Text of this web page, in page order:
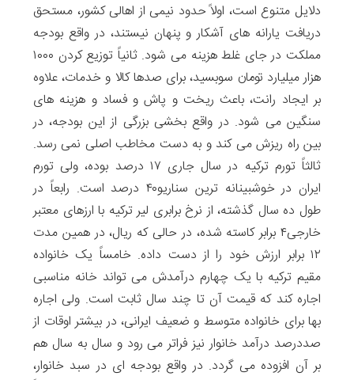
دلایل متنوع است، اولاً حدود نیمی از اهالی کشور، مستحق
دریافت یارانه های آشکار و پنهان نیستند، در واقع بودجه
مملکت در جای غلط هزینه می شود. ثانیاً توزیع کردن ۱۰۰۰
هزار میلیارد تومان سوبسید، برای صدها کالا و خدمات، علاوه
بر ایجاد رانت، باعث ریخت و پاش و فساد و هزینه های
سنگین می شود. در واقع بخشی بزرگی از این بودجه، در
بین راه ریزش می کند و به دست مخاطب اصلی نمی رسد.
ثالثاً تورم ترکیه در سال جاری ۱۷ درصد بوده، ولی تورم
ایران در خوشبینانه ترین سناریو۴۰ درصد است. رابعاً در
طول ده سال گذشته، از نرخ برابری لیر ترکیه با ارزهای معتبر
خارجی۴ برابر کاسته شده، در حالی که ریال، در همین مدت
۱۲ برابر ارزش خود را از دست داده. خامساً یک خانواده
مقیم ترکیه با یک چهارم درآمدش می تواند خانه مناسبی
اجاره کند که قیمت آن تا چند سال ثابت است. ولی اجاره
بها برای خانواده متوسط و ضعیف ایرانی، در بیشتر اوقات از
صددرصد درآمد خانوار نیز فراتر می رود و سال به سال هم
بر آن افزوده می گردد. در واقع بودجه ای در سبد خانوار،